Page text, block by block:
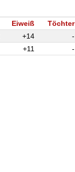
Eiweiß Töchter
+14 -
+11 -